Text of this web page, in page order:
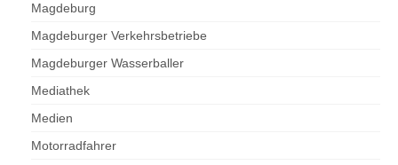
Magdeburg
Magdeburger Verkehrsbetriebe
Magdeburger Wasserballer
Mediathek
Medien
Motorradfahrer